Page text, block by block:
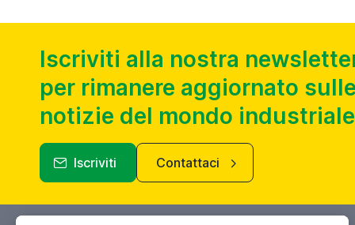
Iscriviti alla nostra
per rimanere aggiornato
notizie del mondo industriale
Iscriviti Contattaci